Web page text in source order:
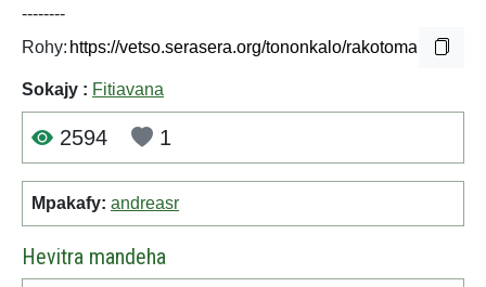
--------
Rohy:
Sokajy : Fitiavana
2594 1
Mpakafy: andreasr
Hevitra mandeha